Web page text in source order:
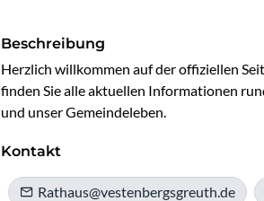
Beschreibung
Herzlich willkommen auf der offiziellen
finden Sie alle aktuellen Informationen
und unser Gemeindeleben.
Kontakt
Rathaus@vestenbergsgreuth.de